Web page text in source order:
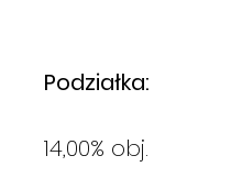
Podziałka:
14,00% obj.